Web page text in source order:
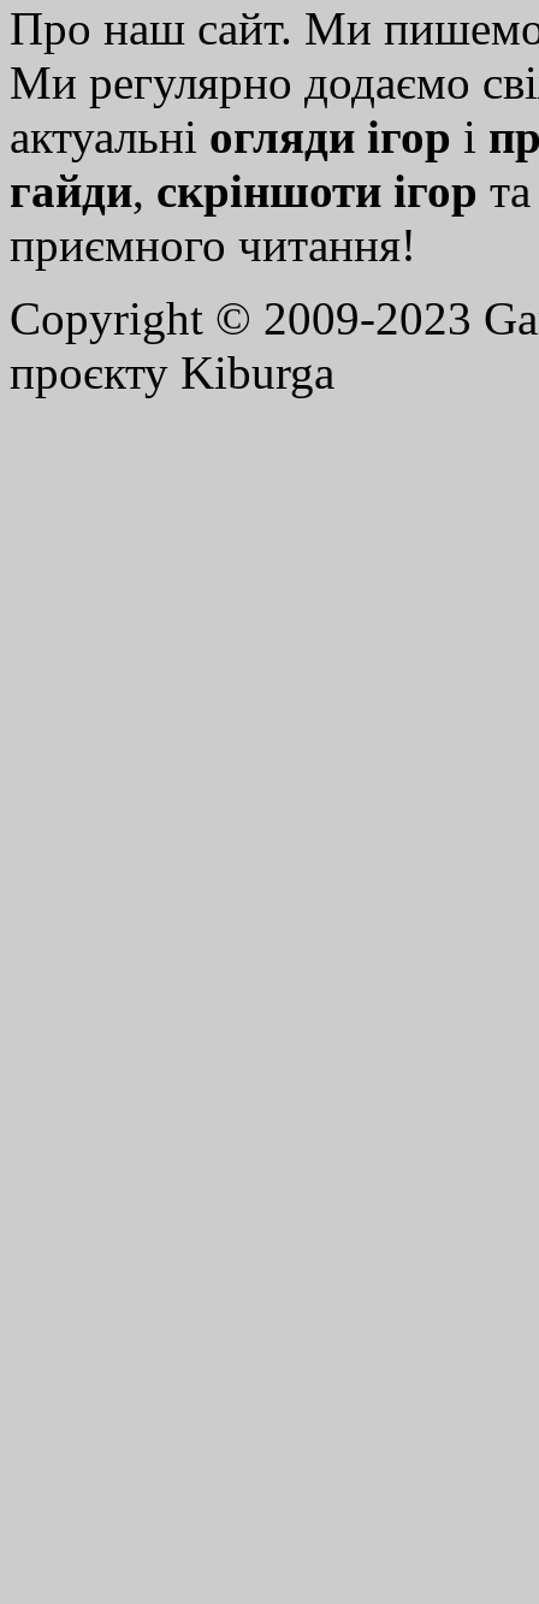
Про наш сайт. Ми
Ми регулярно додаємо
актуальні огляди ігор і
гайди, скріншоти ігор
приємного читання!
Copyright © 2009-2023
проєкту Kiburga